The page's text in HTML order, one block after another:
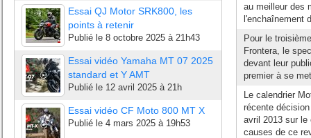
Essai QJ Motor SRK800, les
points à retenir
Publié le 8 octobre 2025 à 21h43
Essai vidéo Yamaha MT 07 2025
standard et Y AMT
Publié le 12 avril 2025 à 21h
Essai vidéo CF Moto 800 MT X
Publié le 4 mars 2025 à 19h53
au meilleur des
l'enchaînement
Pour le
Frontera, le
devant leur
premier à se
Le calendrier
récente
avril 2013 sur le
causes de ce